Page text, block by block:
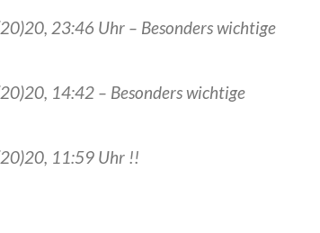
23:46 Uhr – Besonders wichtige
14:42 – Besonders wichtige
11:59 Uhr !!